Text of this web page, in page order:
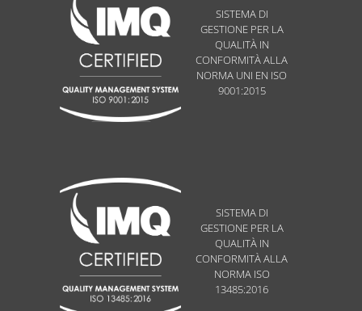
SISTEMA DI
GESTIONE PER LA
QUALITÀ IN
CONFORMITÀ ALLA
NORMA UNI EN ISO
9001:2015
SISTEMA DI
GESTIONE PER LA
QUALITÀ IN
CONFORMITÀ ALLA
NORMA ISO
13485:2016